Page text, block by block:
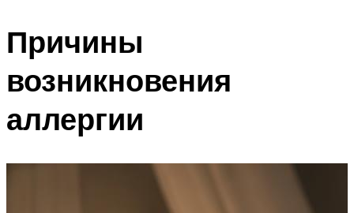
Причины
возникновения
аллергии